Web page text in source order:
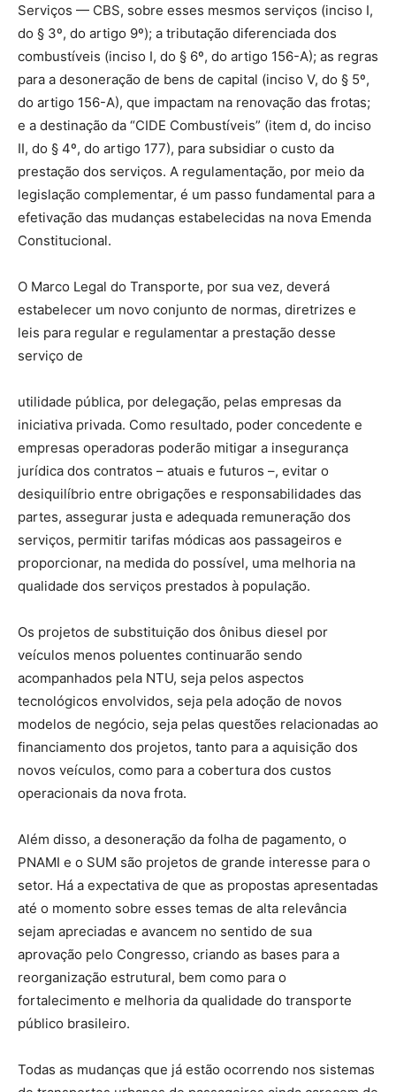
Serviços — CBS, sobre esses mesmos serviços (inciso I,
do § 3º, do artigo 9º); a tributação diferenciada dos
combustíveis (inciso I, do § 6º, do artigo 156-A); as regras
para a desoneração de bens de capital (inciso V, do § 5º,
do artigo 156-A), que impactam na renovação das frotas;
e a destinação da “CIDE Combustíveis” (item d, do inciso
II, do § 4º, do artigo 177), para subsidiar o custo da
prestação dos serviços. A regulamentação, por meio da
legislação complementar, é um passo fundamental para a
efetivação das mudanças estabelecidas na nova Emenda
Constitucional.
O Marco Legal do Transporte, por sua vez, deverá
estabelecer um novo conjunto de normas, diretrizes e
leis para regular e regulamentar a prestação desse
serviço de
utilidade pública, por delegação, pelas empresas da
iniciativa privada. Como resultado, poder concedente e
empresas operadoras poderão mitigar a insegurança
jurídica dos contratos – atuais e futuros –, evitar o
desiquilíbrio entre obrigações e responsabilidades das
partes, assegurar justa e adequada remuneração dos
serviços, permitir tarifas módicas aos passageiros e
proporcionar, na medida do possível, uma melhoria na
qualidade dos serviços prestados à população.
Os projetos de substituição dos ônibus diesel por
veículos menos poluentes continuarão sendo
acompanhados pela NTU, seja pelos aspectos
tecnológicos envolvidos, seja pela adoção de novos
modelos de negócio, seja pelas questões relacionadas ao
financiamento dos projetos, tanto para a aquisição dos
novos veículos, como para a cobertura dos custos
operacionais da nova frota.
Além disso, a desoneração da folha de pagamento, o
PNAMI e o SUM são projetos de grande interesse para o
setor. Há a expectativa de que as propostas apresentadas
até o momento sobre esses temas de alta relevância
sejam apreciadas e avancem no sentido de sua
aprovação pelo Congresso, criando as bases para a
reorganização estrutural, bem como para o
fortalecimento e melhoria da qualidade do transporte
público brasileiro.
Todas as mudanças que já estão ocorrendo nos sistemas